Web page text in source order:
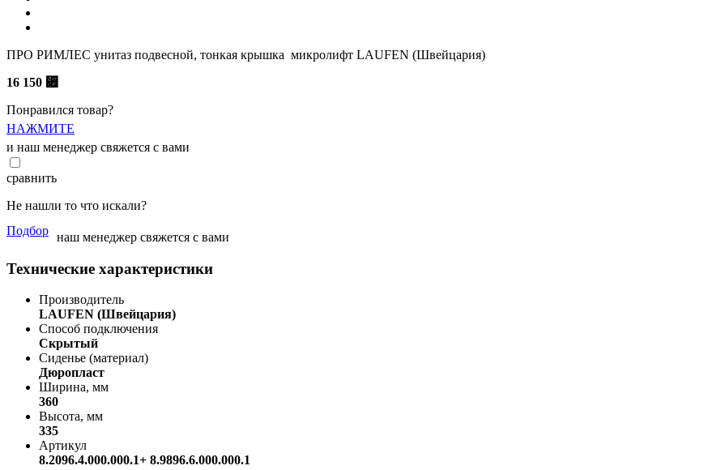
ПРО РИМЛЕС унитаз подвесной, тонкая крышка микролифт LAUFEN (Швейцария)
16 150 ⃏
Понравился товар?
НАЖМИТЕ
и наш менеджер свяжется с вами
сравнить
Не нашли то что искали?
Подбор наш менеджер свяжется с вами
Технические характеристики
Производитель
LAUFEN (Швейцария)
Способ подключения
Скрытый
Сиденье (материал)
Дюропласт
Ширина, мм
360
Высота, мм
335
Артикул
8.2096.4.000.000.1+ 8.9896.6.000.000.1